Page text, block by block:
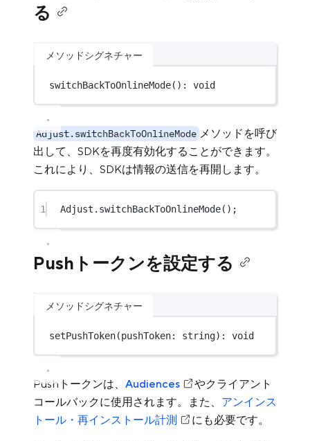
る
メソッドシグネチャー
switchBackToOnlineMode(): void
Adjust.switchBackToOnlineMode メソッドを呼び
出して、SDKを再度有効化することができます。
これにより、SDKは情報の送信を再開します。
1 Adjust. switchBackToOnlineMode();
Pushトークンを設定する
メソッドシグネチャー
setPushToken(pushToken: string): void
Pushトークンは、 Audiences
やクライアント
コールバックに使用されます。また、 アンインス
トール・再インストール計測
にも必要です。